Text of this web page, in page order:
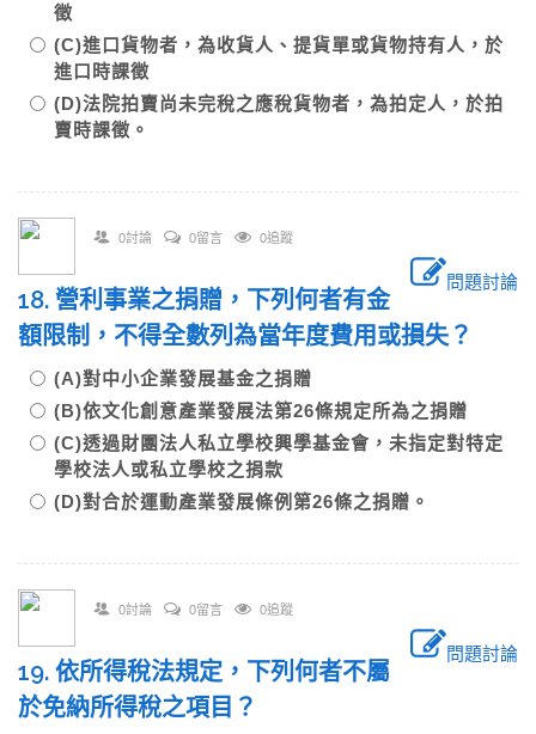
徵
(C)進口貨物者，為收貨人、提貨單或貨物持有人，於
進口時課徵
(D)法院拍賣尚未完稅之應稅貨物者，為拍定人，於拍
賣時課徵。
0討論 0留言 0追蹤
問題討論
18. 營利事業之捐贈，下列何者有金
額限制，不得全數列為當年度費用或損失？
(A)對中小企業發展基金之捐贈
(B)依文化創意產業發展法第26條規定所為之捐贈
(C)透過財團法人私立學校興學基金會，未指定對特定
學校法人或私立學校之捐款
(D)對合於運動產業發展條例第26條之捐贈。
0討論 0留言 0追蹤
問題討論
19. 依所得稅法規定，下列何者不屬
於免納所得稅之項目？